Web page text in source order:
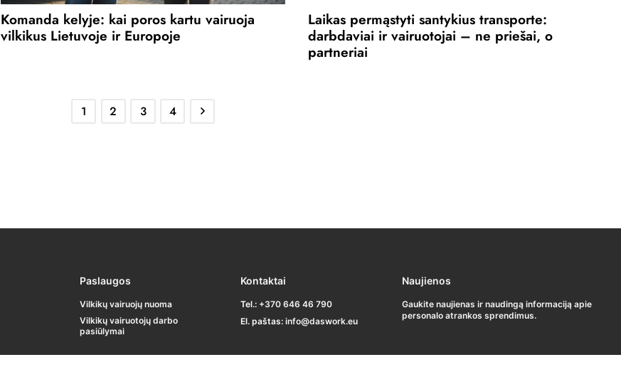
Komanda kelyje: kai poros kartu vairuoja
vilkikus Lietuvoje ir Europoje
Laikas permąstyti santykius transporte:
darbdaviai ir vairuotojai – ne priešai, o
partneriai
1 2 3 4
Paslaugos
Vilkikų vairuojų nuoma
Vilkikų vairuotojų darbo
pasiūlymai
Kontaktai
Tel.: +370 646 46 790
El. paštas:info@daswork.eu
Naujienos
Gaukite naujienas ir naudingą informaciją apie
personalo atrankos sprendimus.